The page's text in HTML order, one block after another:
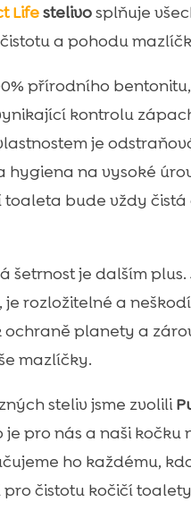
Lifestelivosplňuje
a pohodu
přírodního bentonitu,
kontrolu
je
hygiena na vysoké
toaleta bude vždy čistá
šetrnost je dalším plus.
je rozložitelné a
ochraně planety a
mazlíčky.
steliv jsme zvolili
je pro nás a naši kočku
ho každému,
čistotu kočičí